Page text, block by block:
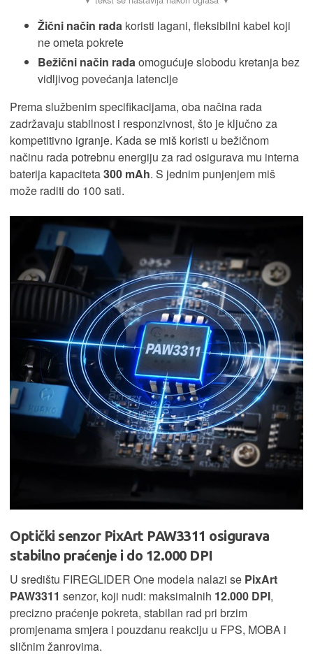
Žični način rada koristi lagani, fleksibilni kabel koji
ne ometa pokrete
Bežični način radaomogućuje slobodu kretanja bez
vidljivog povećanja latencije
Prema službenim specifikacijama, oba načina rada
zadržavaju stabilnost i responzivnost, što je ključno za
kompetitivno igranje. Kada se miš koristi u bežičnom
načinu rada potrebnu energiju za rad osigurava mu interna
baterija kapaciteta300 mAh. S jednim punjenjem miš
može raditi do 100 sati.
Optički senzor PixArt PAW3311 osigurava
stabilno praćenje i do 12.000 DPI
U središtu FIREGLIDER One modela nalazi se PixArt
PAW3311 senzor, koji nudi: maksimalnih 12.000 DPI,
precizno praćenje pokreta, stabilan rad pri brzim
promjenama smjera i pouzdanu reakciju u FPS, MOBA i
sličnim žanrovima.